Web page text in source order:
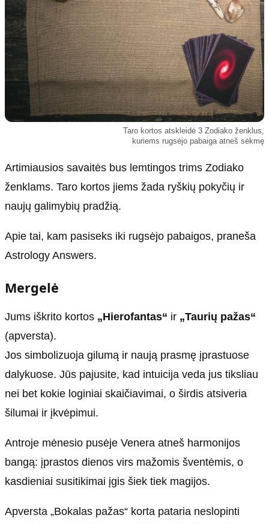
Redakcija
Apie mus
Autoriai
Kontaktai
Redakcinė politika
Taro kortos atskleidė 3 Zodiako ženklus,
kuriems rugsėjo pabaiga atneš sėkmę
Artimiausios savaitės bus lemtingos trims Zodiako
ženklams. Taro kortos jiems žada ryškių pokyčių ir
naujų galimybių pradžią.
Apie tai, kam pasiseks iki rugsėjo pabaigos, praneša
Astrology Answers.
Mergelė
Jums iškrito kortos „Hierofantas“ ir „Taurių pažas“
(apversta).
Jos simbolizuoja gilumą ir naują prasmę įprastuose
dalykuose. Jūs pajusite, kad intuicija veda jus tiksliau
nei bet kokie loginiai skaičiavimai, o širdis atsiveria
šilumai ir įkvėpimui.
Antroje mėnesio pusėje Venera atneš harmonijos
bangą: įprastos dienos virs mažomis šventėmis, o
kasdieniai susitikimai įgis šiek tiek magijos.
Apversta „Bokalas pažas“ korta pataria neslopinti